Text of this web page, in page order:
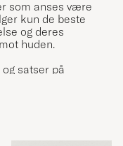
som anses være
kun de beste
og deres
huden.
satser på
lin samt